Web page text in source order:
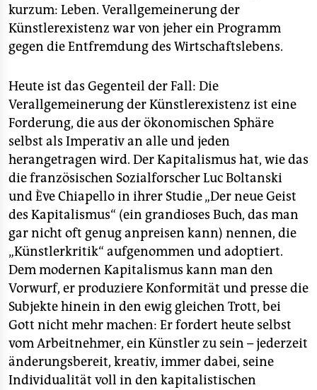
kurzum: Leben. Verallgemeinerung der
Künstlerexistenz war von jeher ein Programm
gegen die Entfremdung des Wirtschaftslebens.
Heute ist das Gegenteil der Fall: Die
Verallgemeinerung der Künstlerexistenz ist eine
Forderung, die aus der ökonomischen Sphäre
selbst als Imperativ an alle und jeden
herangetragen wird. Der Kapitalismus hat, wie das
die französischen Sozialforscher Luc Boltanski
und Ève Chiapello in ihrer Studie „Der neue Geist
des Kapitalismus“ (ein grandioses Buch, das man
gar nicht oft genug anpreisen kann) nennen, die
„Künstlerkritik“ aufgenommen und adoptiert.
Dem modernen Kapitalismus kann man den
Vorwurf, er produziere Konformität und presse die
Subjekte hinein in den ewig gleichen Trott, bei
Gott nicht mehr machen: Er fordert heute selbst
vom Arbeitnehmer, ein Künstler zu sein – jederzeit
änderungsbereit, kreativ, immer dabei, seine
Individualität voll in den kapitalistischen